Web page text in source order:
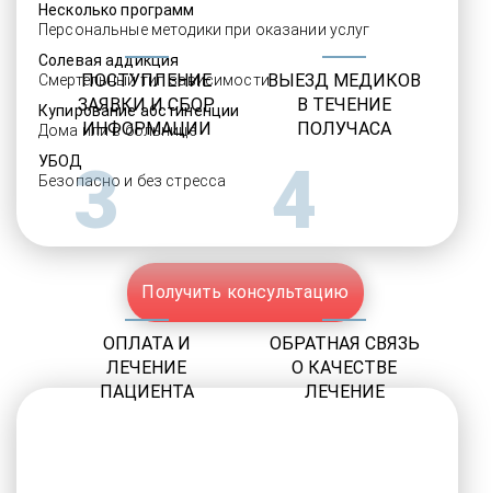
Несколько программ
Персональные методики при оказании услуг
Солевая аддикция
Смертельный тип зависимости
Купирование абстиненции
Дома или в больнице
УБОД
Безопасно и без стресса
Получить консультацию
ПОСТУПЛЕНИЕ
ЗАЯВКИ И СБОР
ИНФОРМАЦИИ
ВЫЕЗД МЕДИКОВ
В ТЕЧЕНИЕ
ПОЛУЧАСА
3
ОПЛАТА И
ЛЕЧЕНИЕ
ПАЦИЕНТА
4
ОБРАТНАЯ СВЯЗЬ
О КАЧЕСТВЕ
ЛЕЧЕНИЕ